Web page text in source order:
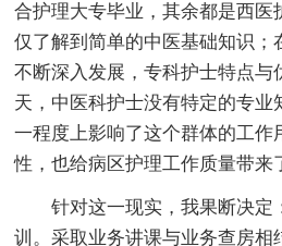
合护理大专毕业，其余都是西医
仅了解到简单的中医基础知识；
不断深入发展，专科护士特点与
天，中医科护士没有特定的专业
一程度上影响了这个群体的工作
性，也给病区护理工作质量带来
针对这一现实，我果断决定
训。采取业务讲课与业务查房相